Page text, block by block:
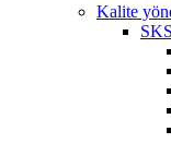
Kalite